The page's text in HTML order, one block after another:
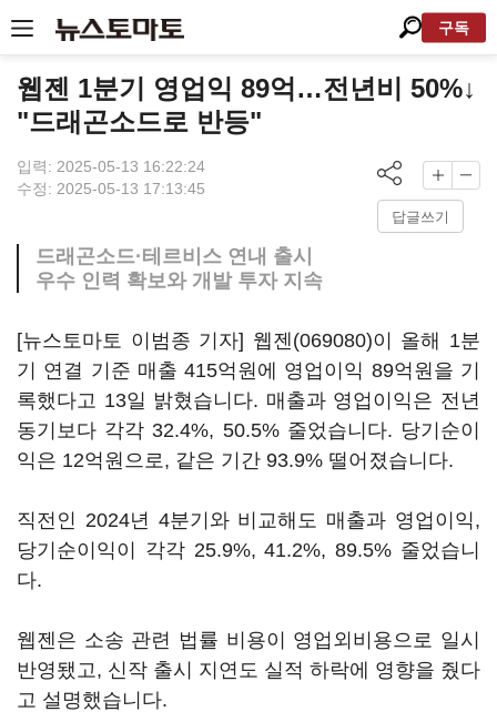
구독
웹젠 1분기 영업익 89억…전년비 50%↓
"드래곤소드로 반등"
입력: 2025-05-13 16:22:24
수정: 2025-05-13 17:13:45
답글쓰기
드래곤소드·테르비스 연내 출시
우수 인력 확보와 개발 투자 지속
[뉴스토마토 이범종 기자] 웹젠(069080)이 올해 1분
기 연결 기준 매출 415억원에 영업이익 89억원을 기
록했다고 13일 밝혔습니다. 매출과 영업이익은 전년
동기보다 각각 32.4%, 50.5% 줄었습니다. 당기순이
익은 12억원으로, 같은 기간 93.9% 떨어졌습니다.
직전인 2024년 4분기와 비교해도 매출과 영업이익,
당기순이익이 각각 25.9%, 41.2%, 89.5% 줄었습니
다.
웹젠은 소송 관련 법률 비용이 영업외비용으로 일시
반영됐고, 신작 출시 지연도 실적 하락에 영향을 줬다
고 설명했습니다.